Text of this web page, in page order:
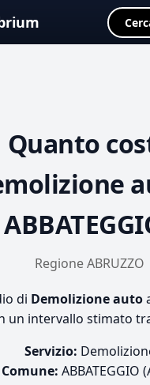
Quanto
Regione ABRUZZO
di Demolizione auto
un intervallo stimato
Servizio:
Comune: ABBATEGGIO